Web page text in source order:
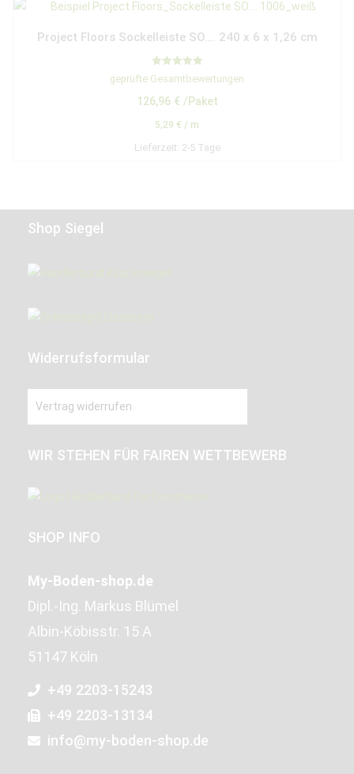
Project Floors Sockelleiste SO…. 240 x 6 x 1,26 cm
Bewertet mit
5.00
geprüfte Gesamtbewertungen
126,96 € /Paket
5,29 € / m
Lieferzeit: 2-5 Tage
Shop Siegel
Widerrufsformular
Vertrag widerrufen
WIR STEHEN FÜR FAIREN WETTBEWERB
SHOP INFO
My-Boden-shop.de
Dipl.-Ing. Markus Blümel
Albin-Köbisstr. 15 A
51147 Köln
+49 2203-15243
+49 2203-13134
info@my-boden-shop.de